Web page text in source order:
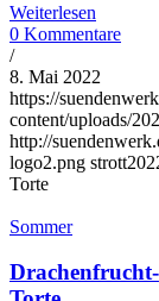
Weiterlesen
0 Kommentare
/
8. Mai 2022
https://
content/uploads/
http://
logo2.png strott
Torte
Sommer
Drachenfrucht-